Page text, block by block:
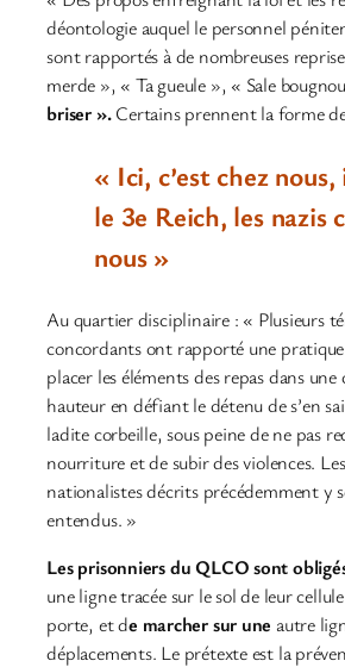
déontologie auquel le personnel
sont rapportés à de nombreuses
merde », « Ta gueule », « Sale
briser ».Certains prennent la forme
« Ici, c’est chez nous,
le 3e Reich, les nazis
nous »
Au quartier disciplinaire : « Plusieurs
concordants ont rapporté une
placer les éléments des repas dans
hauteur en défiant le détenu de s’en
ladite corbeille, sous peine de ne pas
nourriture et de subir des violences.
nationalistes décrits précédemment y
entendus. »
Les prisonniers du QLCO sont
une ligne tracée sur le sol de leur
porte, et de marcher sur une autre
déplacements. Le prétexte est la